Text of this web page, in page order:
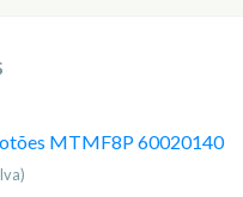
MTMF8P 60020140